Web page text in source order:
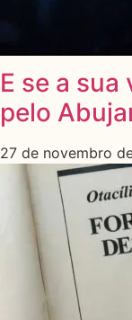
E se a
pelo
27 de novembro